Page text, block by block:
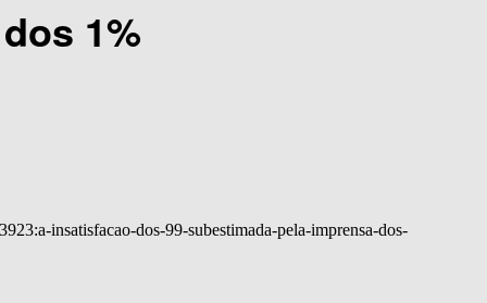
1%
insatisfacao-dos-99-subestimada-pela-imprensa-dos-